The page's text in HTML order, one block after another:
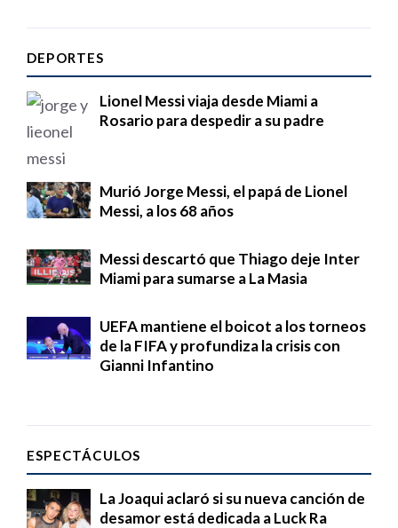
DEPORTES
Lionel Messi viaja desde Miami a
Rosario para despedir a su padre
Murió Jorge Messi, el papá de Lionel
Messi, a los 68 años
Messi descartó que Thiago deje Inter
Miami para sumarse a La Masia
UEFA mantiene el boicot a los torneos
de la FIFA y profundiza la crisis con
Gianni Infantino
ESPECTÁCULOS
La Joaqui aclaró si su nueva canción de
desamor está dedicada a Luck Ra